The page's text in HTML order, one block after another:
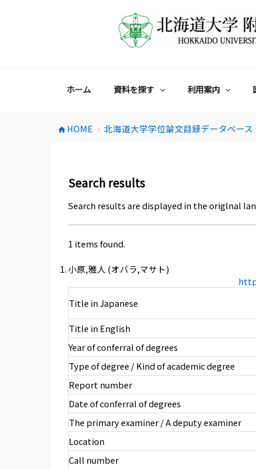
ホーム 資料を探す 利用案内
home HOME chevron_right 北海道大学学位論文目録データベース
Search results
Search results are displayed in the origlnal
1 items found.
小原,雅人 (オバラ,マサト)
Title in Japanese
Title in English
Year of conferral of degrees
Type of degree / Kind of academic degree
Report number
Date of conferral of degrees
The primary examiner / A deputy examiner
Location
Call number